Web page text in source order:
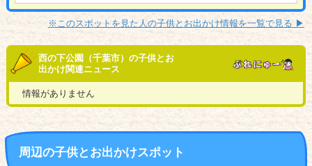
※このスポットを見た人の子供とお出かけ情報を一覧で見る ▶︎
西の下公園（千葉市）の子供とお
出かけ関連ニュース
情報がありません
周辺の子供とお出かけスポット